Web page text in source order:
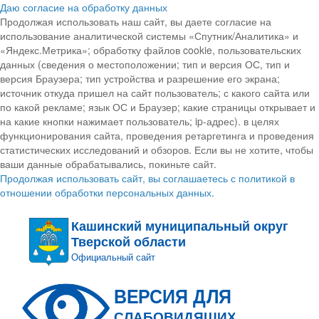
Даю согласие на обработку данных
Продолжая использовать наш сайт, вы даете согласие на
использование аналитической системы «Спутник/Аналитика» и
«Яндекс.Метрика»; обработку файлов cookie, пользовательских
данных (сведения о местоположении; тип и версия ОС, тип и
версия Браузера; тип устройства и разрешение его экрана;
источник откуда пришел на сайт пользователь; с какого сайта или
по какой рекламе; язык ОС и Браузер; какие страницы открывает и
на какие кнопки нажимает пользователь; ip-адрес). в целях
функционирования сайта, проведения ретаргетинга и проведения
статистических исследований и обзоров. Если вы не хотите, чтобы
ваши данные обрабатывались, покиньте сайт.
Продолжая использовать сайт, вы соглашаетесь с политикой в
отношении обработки персональных данных.